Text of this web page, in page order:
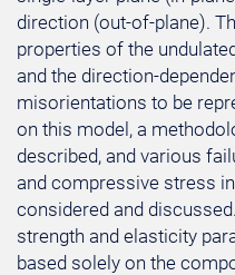
direction (out-of-plane).
properties of the
and the direction-
misorientations to be
on this model, a
described, and various
and compressive stress
considered and
strength and elasticity
based solely on the